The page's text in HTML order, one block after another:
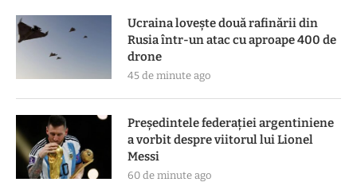
Ucraina lovește două rafinării din
Rusia într-un atac cu aproape 400 de
drone
45 de minute ago
Președintele federației argentiniene
a vorbit despre viitorul lui Lionel
Messi
60 de minute ago